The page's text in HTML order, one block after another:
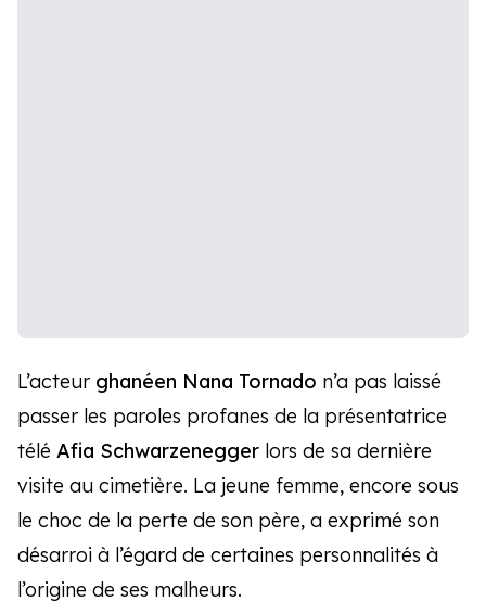
L’acteur ghanéen Nana Tornado n’a pas laissé
passer les paroles profanes de la présentatrice
télé Afia Schwarzenegger lors de sa dernière
visite au cimetière. La jeune femme, encore sous
le choc de la perte de son père, a exprimé son
désarroi à l’égard de certaines personnalités à
l’origine de ses malheurs.